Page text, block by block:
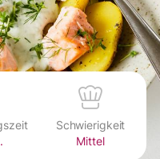
Schwierigkeit
Mittel